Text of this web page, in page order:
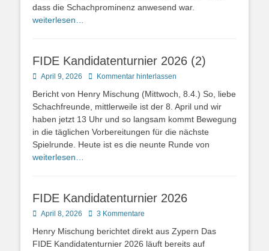
dass die Schachprominenz anwesend war.
weiterlesen…
FIDE Kandidatenturnier 2026 (2)
Posted
April 9, 2026 Kommentar hinterlassen
Bericht von Henry Mischung (Mittwoch, 8.4.) So, liebe
Schachfreunde, mittlerweile ist der 8. April und wir
haben jetzt 13 Uhr und so langsam kommt Bewegung
in die täglichen Vorbereitungen für die nächste
Spielrunde. Heute ist es die neunte Runde von
weiterlesen…
FIDE Kandidatenturnier 2026
Posted
April 8, 2026 3 Kommentare
Henry Mischung berichtet direkt aus Zypern Das
FIDE Kandidatenturnier 2026 läuft bereits auf